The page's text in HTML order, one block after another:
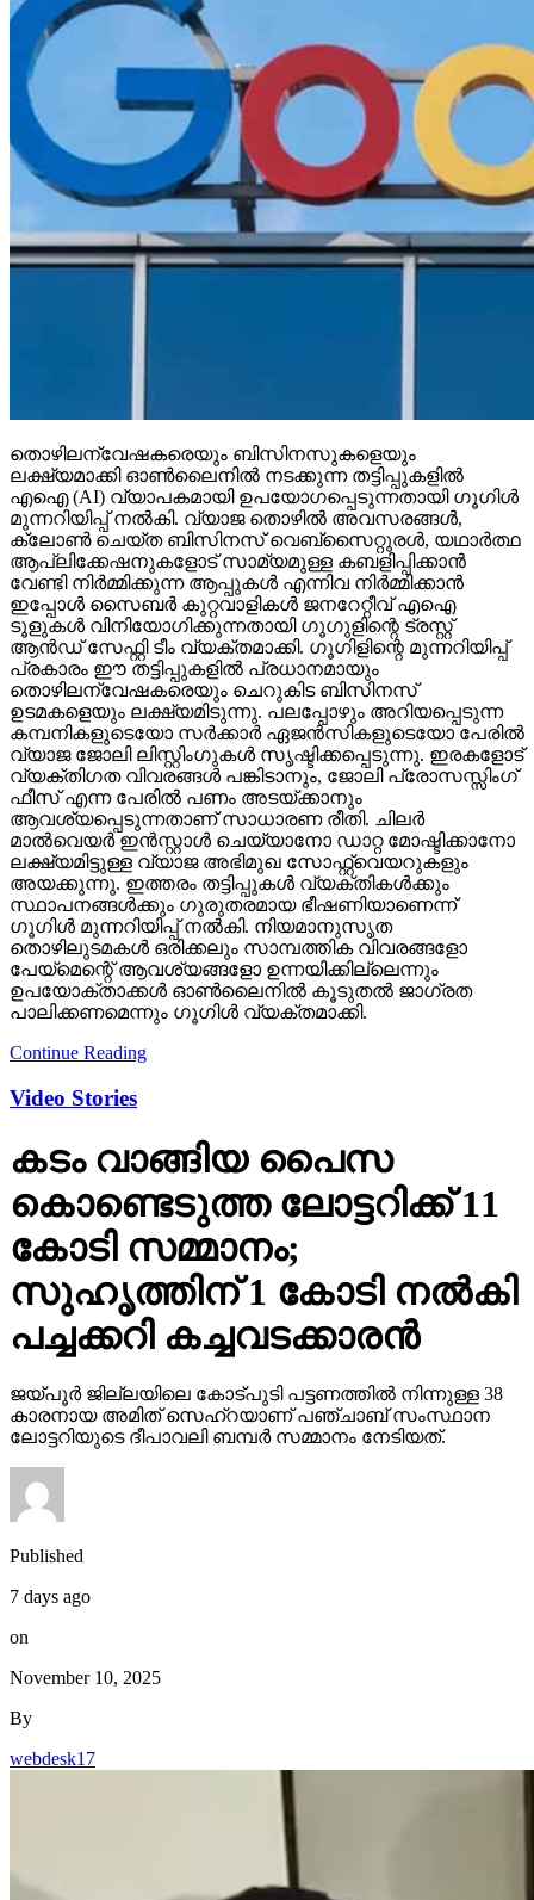
തൊഴിലന്വേഷകരെയും ബിസിനസുകളെയും
ലക്ഷ്യമാക്കി ഓണ്‍ലൈനില്‍ നടക്കുന്ന തട്ടിപ്പുകളില്‍
എഐ (AI) വ്യാപകമായി ഉപയോഗപ്പെടുന്നതായി ഗൂഗിള്‍
മുന്നറിയിപ്പ് നല്‍കി. വ്യാജ തൊഴില്‍ അവസരങ്ങള്‍,
ക്ലോണ്‍ ചെയ്ത ബിസിനസ് വെബ്‌സൈറ്റുരള്‍, യഥാര്‍ത്ഥ
ആപ്ലിക്കേഷനുകളോട് സാമ്യമുള്ള കബളിപ്പിക്കാന്‍
വേണ്ടി നിര്‍മ്മിക്കുന്ന ആപ്പുകള്‍ എന്നിവ നിര്‍മ്മിക്കാന്‍
ഇപ്പോള്‍ സൈബര്‍ കുറ്റവാളികള്‍ ജനറേറ്റീവ് എഐ
ടൂളുകള്‍ വിനിയോഗിക്കുന്നതായി ഗൂഗുളിന്റെ ട്രസ്റ്റ്
ആന്‍ഡ് സേഫ്റ്റി ടീം വ്യക്തമാക്കി. ഗൂഗിളിന്റെ മുന്നറിയിപ്പ്
പ്രകാരം ഈ തട്ടിപ്പുകളില്‍ പ്രധാനമായും
തൊഴിലന്വേഷകരെയും ചെറുകിട ബിസിനസ്
ഉടമകളെയും ലക്ഷ്യമിടുന്നു. പലപ്പോഴും അറിയപ്പെടുന്ന
കമ്പനികളുടെയോ സര്‍ക്കാര്‍ ഏജന്‍സികളുടെയോ പേരില്‍
വ്യാജ ജോലി ലിസ്റ്റിംഗുകള്‍ സൃഷ്ടിക്കപ്പെടുന്നു. ഇരകളോട്
വ്യക്തിഗത വിവരങ്ങള്‍ പങ്കിടാനും, ജോലി പ്രോസസ്സിംഗ്
ഫീസ് എന്ന പേരില്‍ പണം അടയ്ക്കാനും
ആവശ്യപ്പെടുന്നതാണ് സാധാരണ രീതി. ചിലര്‍
മാല്‍വെയര്‍ ഇന്‍സ്റ്റാള്‍ ചെയ്യാനോ ഡാറ്റ മോഷ്ടിക്കാനോ
ലക്ഷ്യമിട്ടുള്ള വ്യാജ അഭിമുഖ സോഫ്റ്റ്‌വെയറുകളും
അയക്കുന്നു. ഇത്തരം തട്ടിപ്പുകള്‍ വ്യക്തികള്‍ക്കും
സ്ഥാപനങ്ങള്‍ക്കും ഗുരുതരമായ ഭീഷണിയാണെന്ന്
ഗൂഗിള്‍ മുന്നറിയിപ്പ് നല്‍കി. നിയമാനുസൃത
തൊഴിലുടമകള്‍ ഒരിക്കലും സാമ്പത്തിക വിവരങ്ങളോ
പേയ്‌മെന്റെ് ആവശ്യങ്ങളോ ഉന്നയിക്കില്ലെന്നും
ഉപയോക്താക്കള്‍ ഓണ്‍ലൈനില്‍ കൂടുതല്‍ ജാഗ്രത
പാലിക്കണമെന്നും ഗൂഗിള്‍ വ്യക്തമാക്കി.
Continue Reading
Video Stories
കടം വാങ്ങിയ പൈസ
കൊണ്ടെടുത്ത ലോട്ടറിക്ക് 11
കോടി സമ്മാനം;
സുഹൃത്തിന് 1 കോടി നല്‍കി
പച്ചക്കറി കച്ചവടക്കാരന്‍
ജയ്പൂര്‍ ജില്ലയിലെ കോട്പുടി പട്ടണത്തില്‍ നിന്നുള്ള 38
കാരനായ അമിത് സെഹ്‌റയാണ് പഞ്ചാബ് സംസ്ഥാന
ലോട്ടറിയുടെ ദീപാവലി ബമ്പര്‍ സമ്മാനം നേടിയത്.
Published
7 days ago
on
November 10, 2025
By
webdesk17